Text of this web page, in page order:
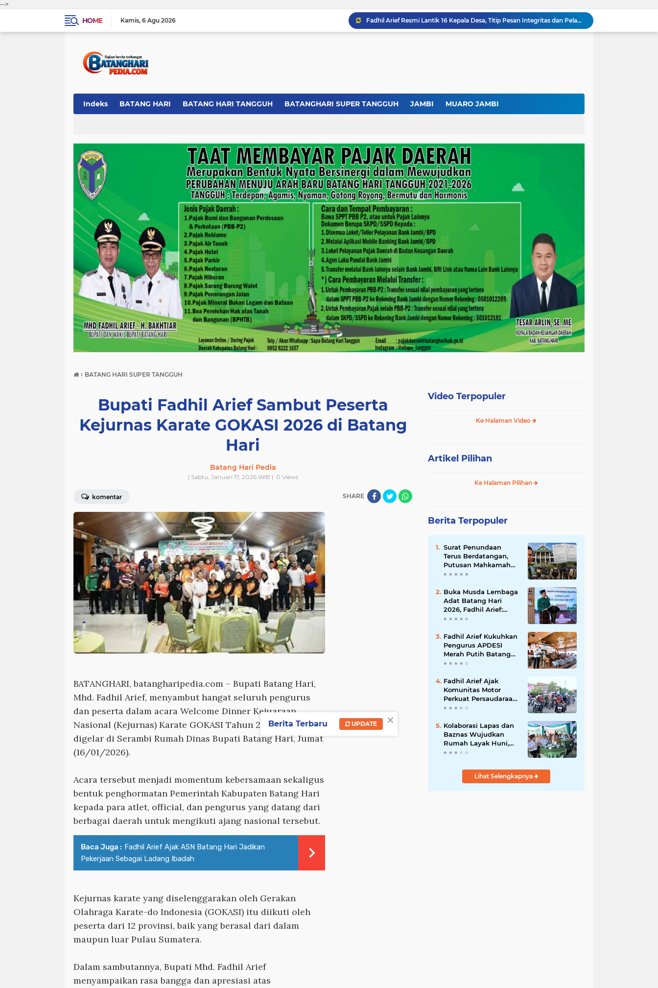
-->
HOME
Kamis 6 Agu 2026 Fadhil Arief Resmi Lantik 16 Kepala Desa, Titip Pesan Integritas dan Pelayanan Untuk Kemajuan Batang HariDiduga Bawa 20.000 Liter Solar Tanpa Izin, Pengemudi Klaim Resmi dari Depot Pertamina
Resmi! Muskab PORSEROSI Batang Hari Sukses Digelar, Almicab Terpilih Secara Aklamasi
Bupati Fadhil Arief Hadiri Grand Final Batang Hari Cup Race 2026, Sportivitas dan UMKM Jadi Sorotan
Surat Penundaan Terus Berdatangan, Putusan Mahkamah Agung Sudah Final, Mengapa Eksekusi Belum Dilaksanakan?
Indeks BATANG HARI BATANG HARI TANGGUH BATANGHARI SUPER TANGGUH JAMBI MUARO JAMBI
› BATANG HARI SUPER TANGGUH
Bupati Fadhil Arief Sambut Peserta
Kejurnas Karate GOKASI 2026 di Batang
Hari
Batang Hari Pedia
| Sabtu, Januari 17, 2026 WIB | 0 Views
komentar SHARE
BATANGHARI, batangharipedia.com – Bupati Batang Hari,
Mhd. Fadhil Arief, menyambut hangat seluruh pengurus
dan peserta dalam acara Welcome Dinner Kejuaraan
Nasional (Kejurnas) Karate GOKASI Tahun 2026 yang
digelar di Serambi Rumah Dinas Bupati Batang Hari, Jumat
(16/01/2026).
Acara tersebut menjadi momentum kebersamaan sekaligus
bentuk penghormatan Pemerintah Kabupaten Batang Hari
kepada para atlet, official, dan pengurus yang datang dari
berbagai daerah untuk mengikuti ajang nasional tersebut.
Baca Juga : Fadhil Arief Ajak ASN Batang Hari Jadikan
Pekerjaan Sebagai Ladang Ibadah
Kejurnas karate yang diselenggarakan oleh Gerakan
Olahraga Karate-do Indonesia (GOKASI) itu diikuti oleh
peserta dari 12 provinsi, baik yang berasal dari dalam
maupun luar Pulau Sumatera.
Dalam sambutannya, Bupati Mhd. Fadhil Arief
menyampaikan rasa bangga dan apresiasi atas
Video Terpopuler
Ke Halaman Video
Artikel Pilihan
Ke Halaman Pilihan
Berita Terpopuler
Surat Penundaan
Terus Berdatangan,
Putusan Mahkamah
Agung Sudah Final,
Belum Dilaksanakan?
Buka Musda Lembaga
Adat Batang Hari
2026, Fadhil Arief:
Adat Adalah Benteng
Muda
Fadhil Arief Kukuhkan
Pengurus APDESI
Merah Putih Batang
Hari, Iknak Nahkodai
Fadhil Arief Ajak
Komunitas Motor
Perkuat Persaudaraan
dan Budaya Tertib
Kolaborasi Lapas dan
Baznas Wujudkan
Rumah Layak Huni,
Fadhil Arief: Bukti
Untuk Rakyat
Lihat Selengkapnya
×
Berita Terbaru UPDATE